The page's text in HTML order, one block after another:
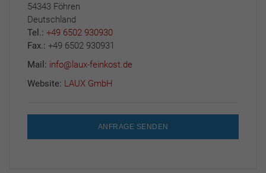
54343 Föhren
Deutschland
Tel.: +49 6502 930930
Fax.: +49 6502 930931
Mail: info@laux-feinkost.de
Website: LAUX GmbH
ANFRAGE SENDEN